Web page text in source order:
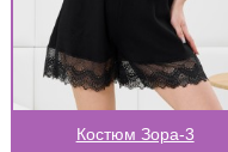
Костюм Зора-3